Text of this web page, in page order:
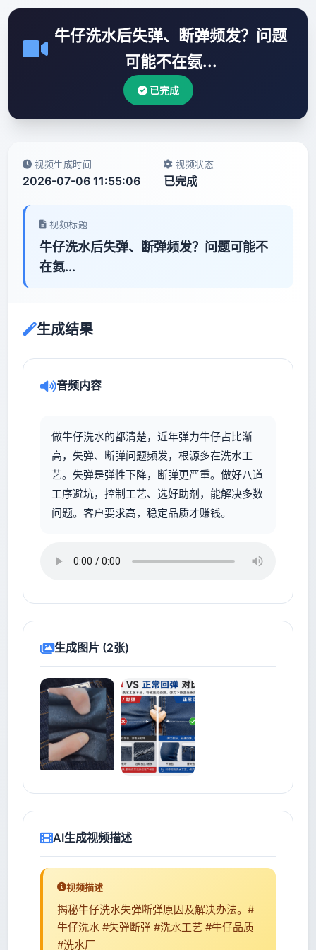
牛仔洗水后失弹、断弹频发？问题
可能不在氨...
已完成
视频生成时间
2026-07-06 11:55:06
视频状态
已完成
视频标题
牛仔洗水后失弹、断弹频发？问题可能不
在氨...
生成结果
音频内容
做牛仔洗水的都清楚，近年弹力牛仔占比渐
高，失弹、断弹问题频发，根源多在洗水工
艺。失弹是弹性下降，断弹更严重。做好八道
工序避坑，控制工艺、选好助剂，能解决多数
问题。客户要求高，稳定品质才赚钱。
生成图片 (2张)
AI生成视频描述
视频描述
揭秘牛仔洗水失弹断弹原因及解决办法。#
牛仔洗水 #失弹断弹 #洗水工艺 #牛仔品质
#洗水厂